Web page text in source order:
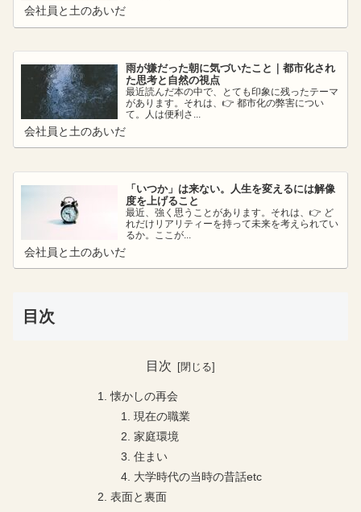
会社員と土のあいだ
雨が嫌だった朝に気づいたこと｜都市化され
た思考と自然の視点
最近読んだ本の中で、とても印象に残ったテーマ
があります。それは、👉 都市化の弊害につい
て。人は便利さ...
会社員と土のあいだ
「いつか」は来ない。人生を変えるには解像
度を上げること
最近、強く思うことがあります。それは、👉 ど
れだけリアリティーを持って未来を考えられてい
るか。ここが...
会社員と土のあいだ
目次
目次
懐かしの再会
現在の職業
家庭環境
住まい
大学時代の当時の昔話etc
表面と裏面